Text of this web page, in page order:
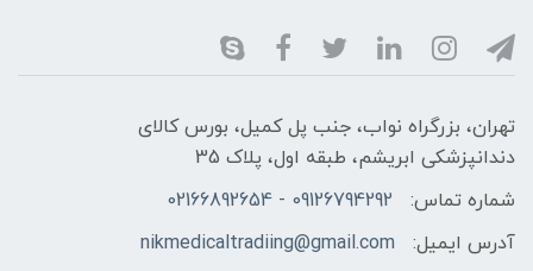
تهران، بزرگراه نواب، جنب پل کمیل، بورس کالای
دندانپزشکی ابریشم، طبقه اول، پلاک 35
شماره تماس:
09126794292 - 02166892654
آدرس ایمیل:
nikmedicaltradiing@gmail.com